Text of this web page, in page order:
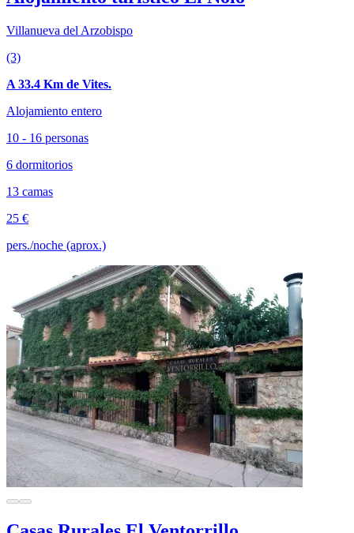
Villanueva del Arzobispo
(3)
A 33.4 Km de Vites.
Alojamiento entero
10 - 16 personas
6 dormitorios
13 camas
25 €
pers./noche (aprox.)